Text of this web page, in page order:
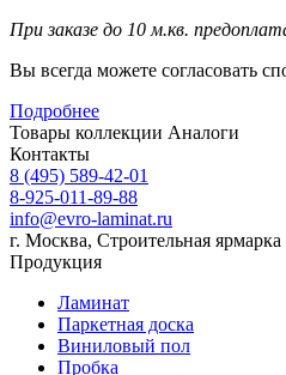
При заказе до 10 м.кв.
Вы всегда можете согласовать
Подробнее
Товары коллекции Аналоги
Контакты
8 (495) 589-42-01
8-925-011-89-88
info@evro-laminat.ru
г. Москва, Строительная
Продукция
Ламинат
Паркетная доска
Виниловый пол
Пробка